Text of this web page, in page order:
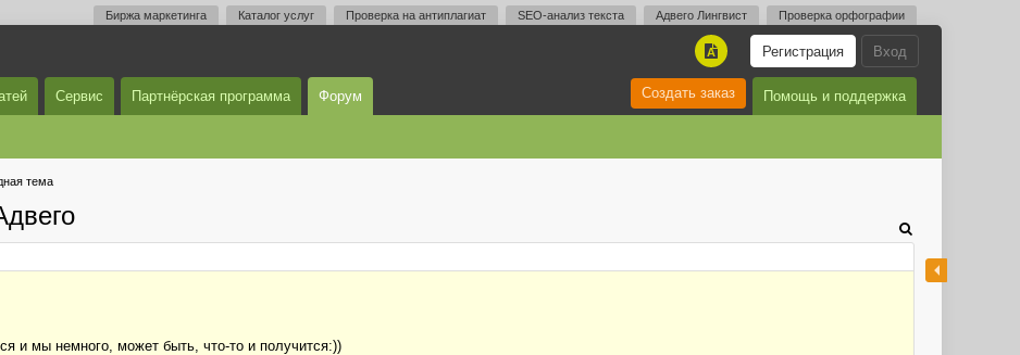
Биржа маркетинга Каталог услуг Проверка на антиплагиат SEO-анализ текста Адвего Лингвист Проверка орфографии
Вход
Регистрация
A
Сервис Партнёрская программа Форум Помощь и поддержка
Создать заказ
тема
и мы немного, может быть, что-то и получится:))